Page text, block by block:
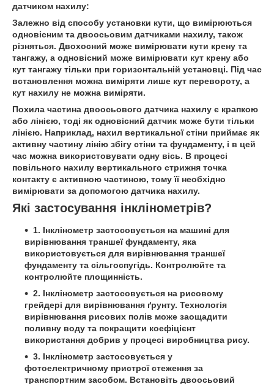
датчиком нахилу:
Залежно від способу установки кути, що вимірюються
одновісним та двоосьовим датчиками нахилу, також
різняться. Двохосний може вимірювати кути крену та
тангажу, а одновісний може вимірювати кут крену або
кут тангажу тільки при горизонтальній установці. Під час
встановлення можна виміряти лише кут перевороту, а
кут нахилу не можна виміряти.
Похила частина двоосьового датчика нахилу є крапкою
або лінією, тоді як одновісний датчик може бути тільки
лінією. Наприклад, нахил вертикальної стіни приймає як
активну частину лінію збігу стіни та фундаменту, і в цей
час можна використовувати одну вісь. В процесі
повільного нахилу вертикального стрижня точка
контакту є активною частиною, тому її необхідно
вимірювати за допомогою датчика нахилу.
Які застосування інклінометрів?
1. Інклінометр застосовується на машині для
вирівнювання траншеї фундаменту, яка
використовується для вирівнювання траншеї
фундаменту та сільгоспугідь. Контролюйте та
контролюйте площинність.
2. Інклінометр застосовується на рисовому
грейдері для вирівнювання ґрунту. Технологія
вирівнювання рисових полів може заощадити
поливну воду та покращити коефіцієнт
використання добрив у процесі виробництва рису.
3. Інклінометр застосовується у
фотоелектричному пристрої стеження за
транспортним засобом. Встановіть двоосьовий